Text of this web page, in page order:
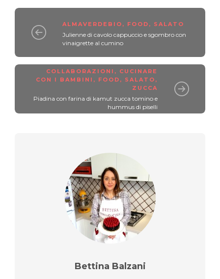
ALMAVERDEBIO , FOOD , SALATO
Julienne di cavolo cappuccio e sgombro con
vinaigrette al cumino
COLLABORAZIONI , CUCINARE
CON I BAMBINI , FOOD , SALATO ,
ZUCCA
Piadina con farina di kamut zucca tomino e
hummus di piselli
Bettina Balzani